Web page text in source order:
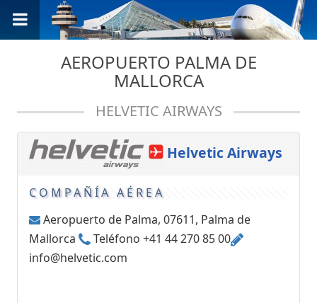
AEROPUERTO PALMA DE
MALLORCA
HELVETIC AIRWAYS
Helvetic Airways
COMPAÑÍA AÉREA
Aeropuerto de Palma, 07611, Palma de
Mallorca
Teléfono +41 44 270 85 00
info@helvetic.com